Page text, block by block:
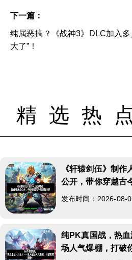
下一篇：
纯属恶搞？《战神3》DLC加入
大了”！
精选热
《轩辕剑伍》制
公开，带你穿越古
发布时间：2026-08-
纯PK真国战，热
场人气爆棚，打破